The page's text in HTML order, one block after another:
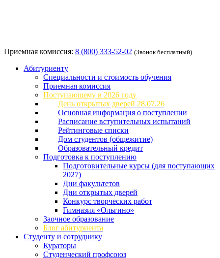
Приемная комиссия: 8 (800) 333-52-02 (Звонок бесплатный)
Абитуриенту
Специальности и стоимость обучения
Приемная комиссия
Поступающему в 2026 году
День открытых дверей 28.07.26
Основная информация о поступлении
Расписание вступительных испытаний
Рейтинговые списки
Дом студентов (общежитие)
Образовательный кредит
Подготовка к поступлению
Подготовительные курсы (для поступающих
2027)
Дни факультетов
Дни открытых дверей
Конкурс творческих работ
Гимназия «Ольгино»
Заочное образование
Блог абитуриента
Студенту и сотруднику
Кураторы
Студенческий профсоюз